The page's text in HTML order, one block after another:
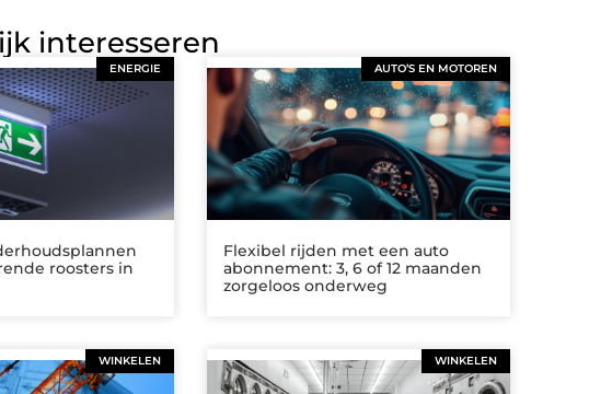
interesseren
ENERGIE
roosters in
AUTO’S EN MOTOREN
Flexibel rijden met een auto
abonnement: 3, 6 of 12 maanden
zorgeloos onderweg
WINKELEN WINKELEN